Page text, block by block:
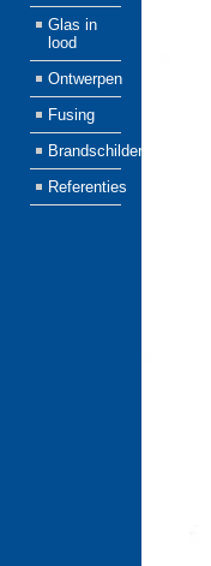
Glas in
lood
Ontwerpen
Fusing
Brandschilderen
Referenties